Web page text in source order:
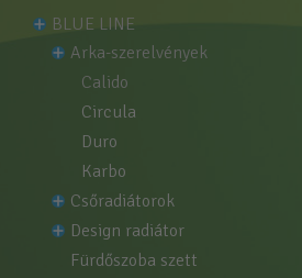
BLUE LINE
arka-szerelvények
calido
circula
duro
karbo
csőradiátorok
design radiátor
fürdőszoba szett